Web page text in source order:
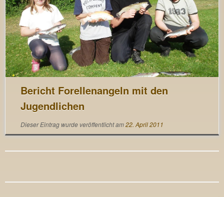
Bericht Forellenangeln mit den
Jugendlichen
Dieser Eintrag wurde veröffentlicht am22. April 2011